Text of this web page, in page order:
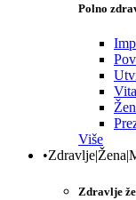
Polno
Više
Zdravlje